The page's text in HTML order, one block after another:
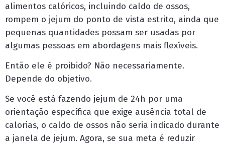
alimentos calóricos, incluindo caldo de ossos,
rompem o jejum do ponto de vista estrito, ainda que
pequenas quantidades possam ser usadas por
algumas pessoas em abordagens mais flexíveis.
Então ele é proibido? Não necessariamente.
Depende do objetivo.
Se você está fazendo jejum de 24h por uma
orientação específica que exige ausência total de
calorias, o caldo de ossos não seria indicado durante
a janela de jejum. Agora, se sua meta é reduzir